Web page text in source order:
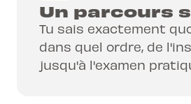
Un parcours
Tu sais exactement
dans quel ordre, de
jusqu'à l'examen